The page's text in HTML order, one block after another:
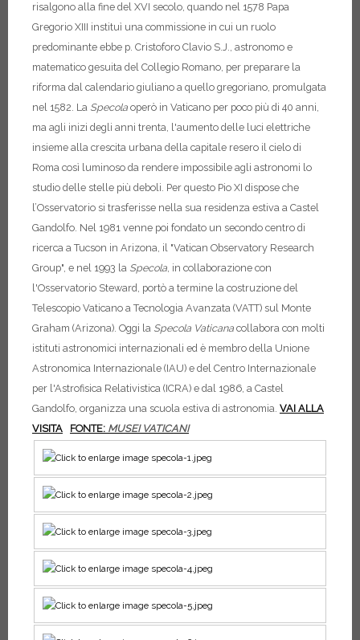
risalgono alla fine del XVI secolo, quando nel 1578 Papa
Gregorio XIII instituì una commissione in cui un ruolo
predominante ebbe p. Cristoforo Clavio S.J., astronomo e
matematico gesuita del Collegio Romano, per preparare la
riforma dal calendario giuliano a quello gregoriano, promulgata
nel 1582. La Specola operò in Vaticano per poco più di 40 anni,
ma agli inizi degli anni trenta, l'aumento delle luci elettriche
insieme alla crescita urbana della capitale resero il cielo di
Roma così luminoso da rendere impossibile agli astronomi lo
studio delle stelle più deboli. Per questo Pio XI dispose che
l’Osservatorio si trasferisse nella sua residenza estiva a Castel
Gandolfo. Nel 1981 venne poi fondato un secondo centro di
ricerca a Tucson in Arizona, il "Vatican Observatory Research
Group", e nel 1993 la Specola, in collaborazione con
l'Osservatorio Steward, portò a termine la costruzione del
Telescopio Vaticano a Tecnologia Avanzata (VATT) sul Monte
Graham (Arizona). Oggi la Specola Vaticana collabora con molti
istituti astronomici internazionali ed è membro della Unione
Astronomica Internazionale (IAU) e del Centro Internazionale
per l'Astrofisica Relativistica (ICRA) e dal 1986, a Castel
Gandolfo, organizza una scuola estiva di astronomia. VAI ALLA
VISITA
FONTE: MUSEI VATICANI